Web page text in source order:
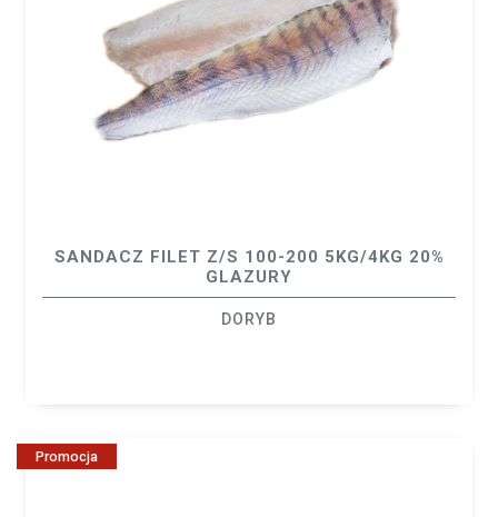
SANDACZ FILET Z/S 100-200 5KG/4KG 20%
GLAZURY
DORYB
Promocja